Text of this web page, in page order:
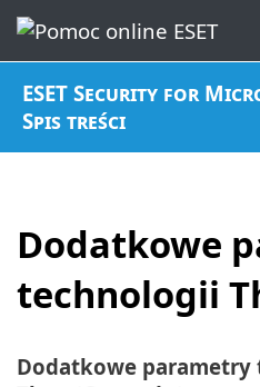
ESET Security for
Spis treści
Dodatkowe
technologii
Dodatkowe